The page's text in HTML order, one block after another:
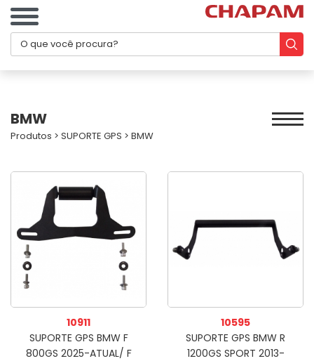
BMW
Produtos > SUPORTE GPS > BMW
10911
SUPORTE GPS BMW F
800GS 2025-ATUAL/ F
10595
SUPORTE GPS BMW R
1200GS SPORT 2013-